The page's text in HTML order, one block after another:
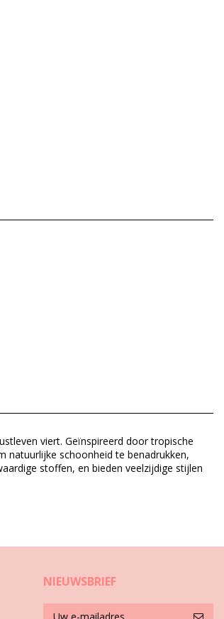
viert. Geïnspireerd door tropische
natuurlijke schoonheid te benadrukken,
stoffen, en bieden veelzijdige stijlen
NIEUWSBRIEF